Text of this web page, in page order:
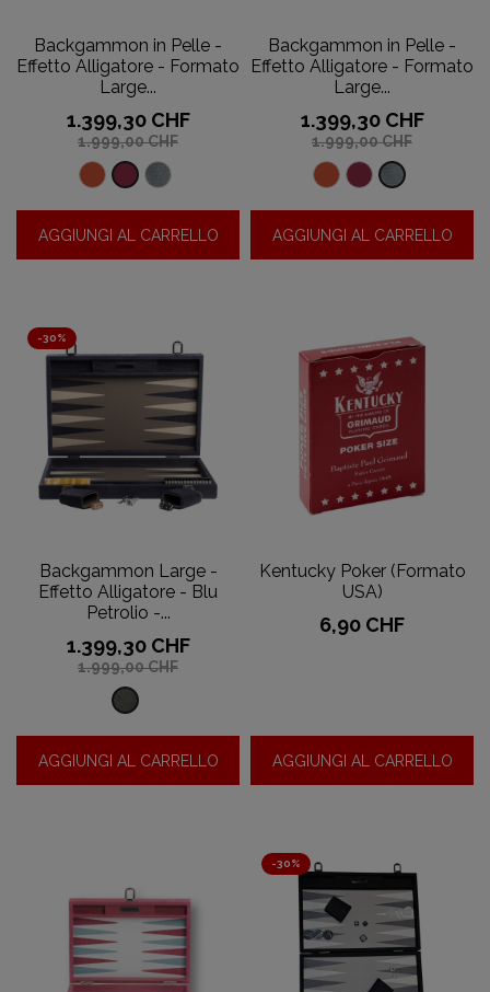
Backgammon in Pelle -
Effetto Alligatore - Formato
Large...
Prezzo
1.399,30 CHFPrezzo
1.999,00 CHF
Effetto
alligatore
-
Effetto
alligatore
-
Effetto
alligatore
-
AGGIUNGI AL CARRELLO
Backgammon in Pelle -
Effetto Alligatore - Formato
Large...
Prezzo
1.399,30 CHFPrezzo
1.999,00 CHF
Effetto
alligatore
-
Effetto
alligatore
-
Effetto
alligatore
-
AGGIUNGI AL CARRELLO
-30%
Backgammon Large -
Effetto Alligatore - Blu
Petrolio -...
Prezzo
1.399,30 CHFPrezzo
1.999,00 CHF
Effetto
alligatore
-
AGGIUNGI AL CARRELLO
Kentucky Poker (Formato
USA)
Prezzo
6,90 CHF
AGGIUNGI AL CARRELLO
-30%